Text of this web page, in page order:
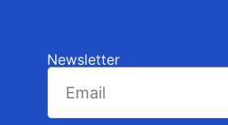
Newsletter